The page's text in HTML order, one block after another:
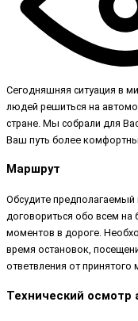
Сегодняшняя ситуация в
людей решиться на
стране. Мы собрали для
Ваш путь более
Маршрут
Обсудите
договориться обо всем на
моментов в дороге.
время остановок,
ответвления от принятого
Технический осмотр